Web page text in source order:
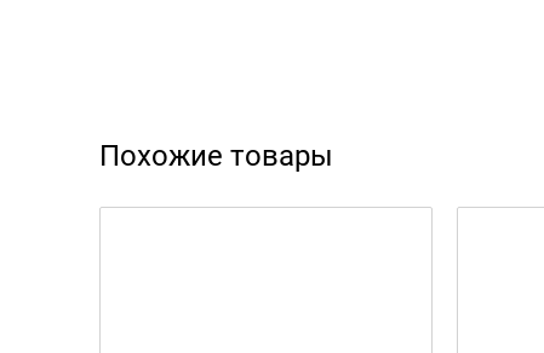
Похожие товары